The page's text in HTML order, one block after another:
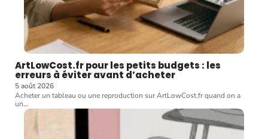
ArtLowCost.fr pour les petits budgets : les
erreurs à éviter avant d’acheter
5 août 2026
Acheter un tableau ou une reproduction sur ArtLowCost.fr quand on a
un…